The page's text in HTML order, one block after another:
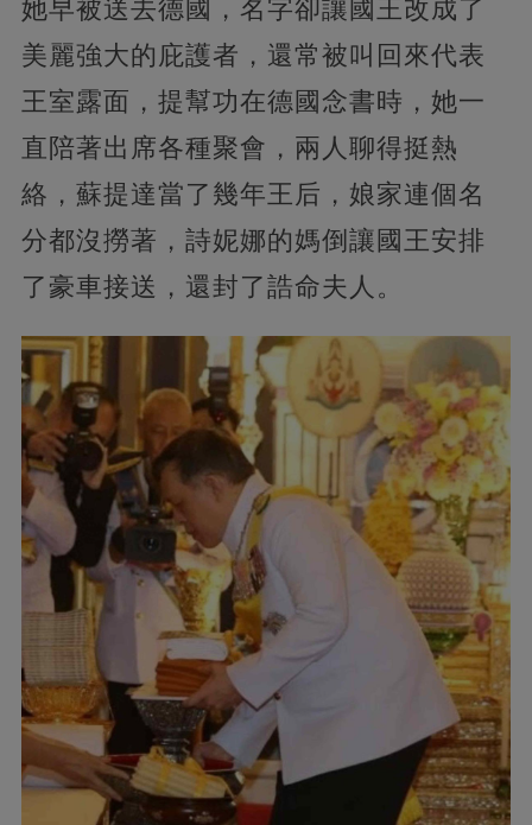
她早被送去德國，名字卻讓國王改成了
美麗強大的庇護者，還常被叫回來代表
王室露面，提幫功在德國念書時，她一
直陪著出席各種聚會，兩人聊得挺熱
絡，蘇提達當了幾年王后，娘家連個名
分都沒撈著，詩妮娜的媽倒讓國王安排
了豪車接送，還封了誥命夫人。